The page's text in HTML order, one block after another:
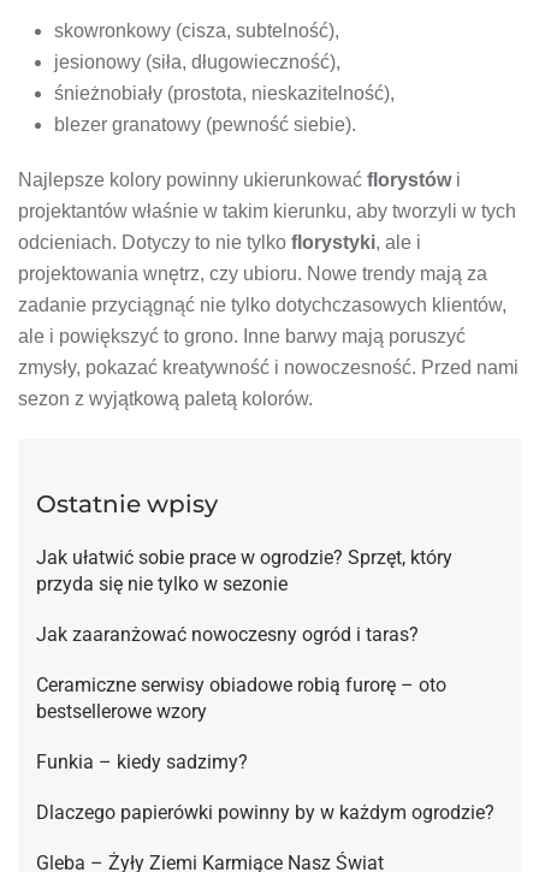
skowronkowy (cisza, subtelność),
jesionowy (siła, długowieczność),
śnieżnobiały (prostota, nieskazitelność),
blezer granatowy (pewność siebie).
Najlepsze kolory powinny ukierunkować florystówi
projektantów właśnie w takim kierunku, aby tworzyli w tych
odcieniach. Dotyczy to nie tylko florystyki, ale i
projektowania wnętrz, czy ubioru. Nowe trendy mają za
zadanie przyciągnąć nie tylko dotychczasowych klientów,
ale i powiększyć to grono. Inne barwy mają poruszyć
zmysły, pokazać kreatywność i nowoczesność. Przed nami
sezon z wyjątkową paletą kolorów.
Ostatnie wpisy
Jak ułatwić sobie prace w ogrodzie? Sprzęt, który
przyda się nie tylko w sezonie
Jak zaaranżować nowoczesny ogród i taras?
Ceramiczne serwisy obiadowe robią furorę – oto
bestsellerowe wzory
Funkia – kiedy sadzimy?
Dlaczego papierówki powinny by w każdym ogrodzie?
Gleba – Żyły Ziemi Karmiące Nasz Świat